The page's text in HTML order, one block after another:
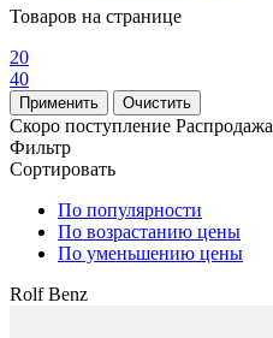
Товаров на странице
20
40
Скоро поступление Распродажа
Фильтр
Сортировать
По популярности
По возрастанию цены
По уменьшению цены
Rolf Benz